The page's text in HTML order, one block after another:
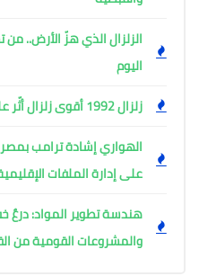
اليوم
زلزال 1992 أقوى زلزال أثّر على 210 أثر بمصر
الهواري إشادة ترامب
على إدارة الملفات
هندسة تطوير المواد: درعٌ
والمشروعات القومية من